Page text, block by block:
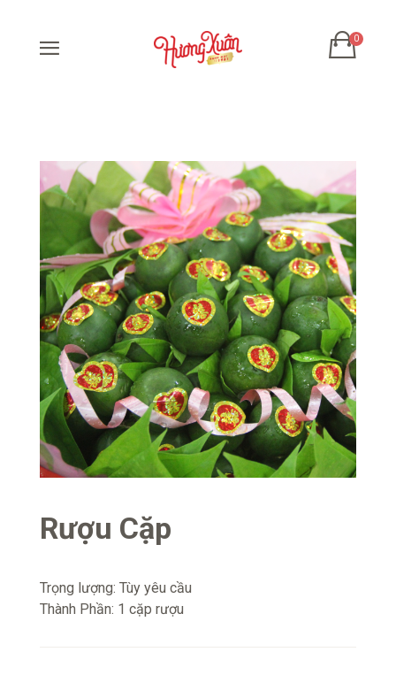
Rượu Cặp
Trọng lượng: Tùy yêu cầu
Thành Phần: 1 cặp rượu